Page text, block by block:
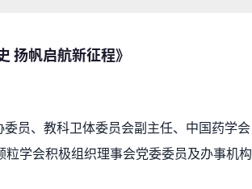
扬帆启航新征程》
员、教科卫体委员会副主任、中国药学会
学会积极组织理事会党委委员及办事机构